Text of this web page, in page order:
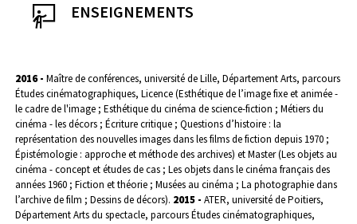
ENSEIGNEMENTS
2016 - Maître de conférences, université de Lille, Département Arts, parcours
Études cinématographiques, Licence (Esthétique de l’image fixe et animée -
le cadre de l'image ; Esthétique du cinéma de science-fiction ; Métiers du
cinéma - les décors ; Écriture critique ; Questions d’histoire : la
représentation des nouvelles images dans les films de fiction depuis 1970 ;
Épistémologie : approche et méthode des archives) et Master (Les objets au
cinéma - concept et études de cas ; Les objets dans le cinéma français des
années 1960 ; Fiction et théorie ; Musées au cinéma ; La photographie dans
l’archive de film ; Dessins de décors). 2015 - ATER, université de Poitiers,
Département Arts du spectacle, parcours Études cinématographiques,